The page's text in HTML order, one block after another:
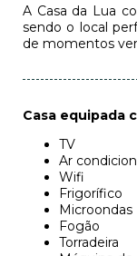
A Casa da Lua
sendo o local
de momentos
Casa equipada
TV
Ar
Wifi
Frigorífico
Microondas
Fogão
Torradeira